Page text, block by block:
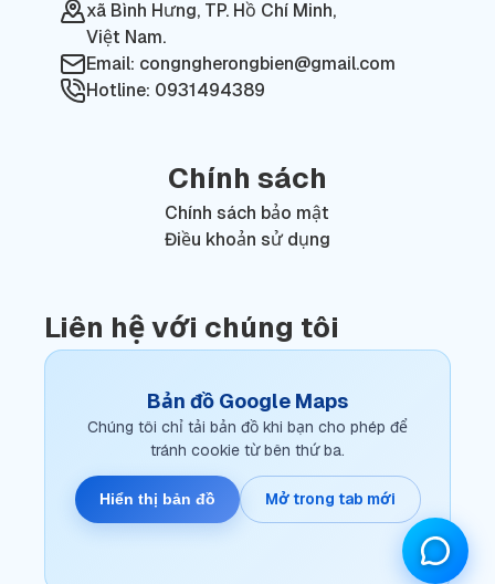
xã Bình Hưng, TP. Hồ Chí Minh,
Việt Nam.
Email: congngherongbien@gmail.com
Hotline: 0931494389
Chính sách
Chính sách bảo mật
Điều khoản sử dụng
Liên hệ với chúng tôi
Bản đồ Google Maps
Chúng tôi chỉ tải bản đồ khi bạn cho phép để
tránh cookie từ bên thứ ba.
Hiển thị bản đồ Mở trong tab mới